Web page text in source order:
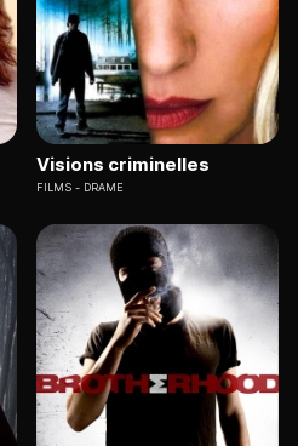
Visions criminelles
FILMS DRAME